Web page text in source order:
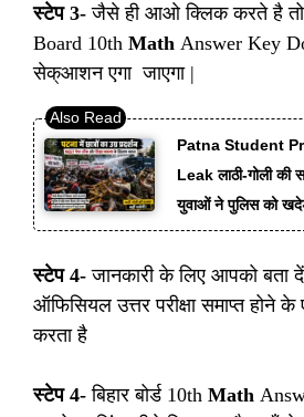
स्टेप 3- जैसे ही आओ क्लिक करते है
Board 10th Math Answer Key
सेक्आशन एगा जाएगा |
Patna Student
Leak लाठी-गोली की
युवाओं ने पुलिस को
स्टेप 4-जानकारी के लिए आपको बता दें
ऑफिसियल उत्तर परीक्षा समाप्त होने के
करता है
स्टेप 4- बिहार बोर्ड 10th Math